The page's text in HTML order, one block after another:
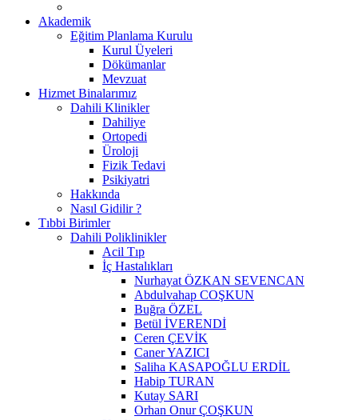
Akademik
Eğitim Planlama Kurulu
Kurul Üyeleri
Dökümanlar
Mevzuat
Hizmet Binalarımız
Dahili Klinikler
Dahiliye
Ortopedi
Üroloji
Fizik Tedavi
Psikiyatri
Hakkında
Nasıl Gidilir ?
Tıbbi Birimler
Dahili Poliklinikler
Acil Tıp
İç Hastalıkları
Nurhayat ÖZKAN SEVENCAN
Abdulvahap COŞKUN
Buğra ÖZEL
Betül İVERENDİ
Ceren ÇEVİK
Caner YAZICI
Saliha KASAPOĞLU ERDİL
Habip TURAN
Kutay SARI
Orhan Onur ÇOŞKUN